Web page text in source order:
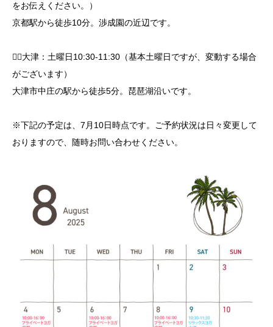
をお伝えください。）
京都駅から徒歩10分。渉成園の近辺です。
🧘‍♀️大津：土曜日10:30-11:30（基本土曜日ですが、変動する場合
がございます）
大津市中庄の駅から徒歩5分。琵琶湖沿いです。
※下記の予定は、7月10日時点です。ご予約状況は日々変更して
おりますので、随時お問い合わせください。